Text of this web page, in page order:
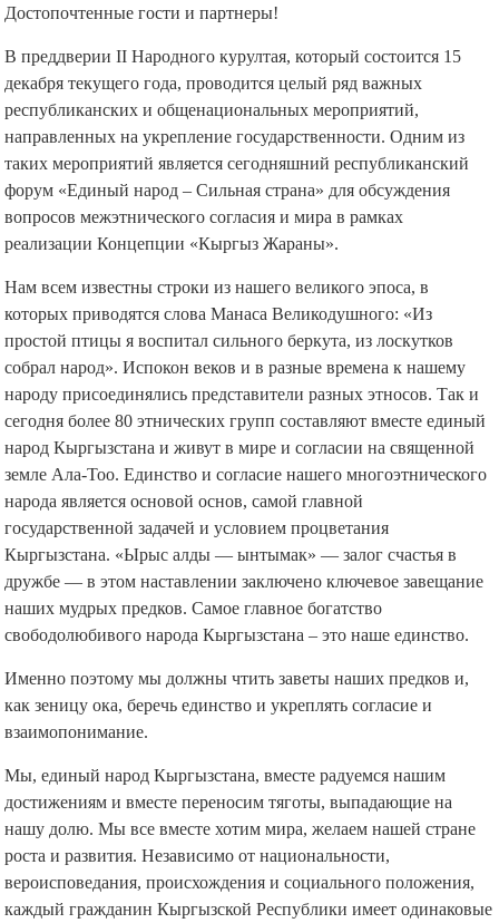
Достопочтенные гости и партнеры!
В преддверии II Народного курултая, который состоится 15
декабря текущего года, проводится целый ряд важных
республиканских и общенациональных мероприятий,
направленных на укрепление государственности. Одним из
таких мероприятий является сегодняшний республиканский
форум «Единый народ – Сильная страна» для обсуждения
вопросов межэтнического согласия и мира в рамках
реализации Концепции «Кыргыз Жараны».
Нам всем известны строки из нашего великого эпоса, в
которых приводятся слова Манаса Великодушного: «Из
простой птицы я воспитал сильного беркута, из лоскутков
собрал народ». Испокон веков и в разные времена к нашему
народу присоединялись представители разных этносов. Так и
сегодня более 80 этнических групп составляют вместе единый
народ Кыргызстана и живут в мире и согласии на священной
земле Ала-Тоо. Единство и согласие нашего многоэтнического
народа является основой основ, самой главной
государственной задачей и условием процветания
Кыргызстана. «Ырыс алды — ынтымак» — залог счастья в
дружбе — в этом наставлении заключено ключевое завещание
наших мудрых предков. Самое главное богатство
свободолюбивого народа Кыргызстана – это наше единство.
Именно поэтому мы должны чтить заветы наших предков и,
как зеницу ока, беречь единство и укреплять согласие и
взаимопонимание.
Мы, единый народ Кыргызстана, вместе радуемся нашим
достижениям и вместе переносим тяготы, выпадающие на
нашу долю. Мы все вместе хотим мира, желаем нашей стране
роста и развития. Независимо от национальности,
вероисповедания, происхождения и социального положения,
каждый гражданин Кыргызской Республики имеет одинаковые